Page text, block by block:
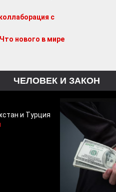
с
нового в мире
ЧЕЛОВЕК И ЗАКОН
и Турция